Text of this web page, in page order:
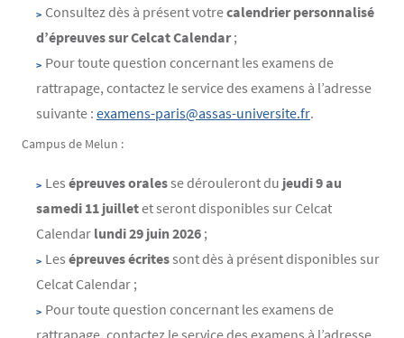
Consultez dès à présent votrecalendrier personnalisé
d’épreuves sur Celcat Calendar;
Pour toute question concernant les examens de
rattrapage, contactez le service des examens à l’adresse
suivante : examens-paris@assas-universite.fr.
Campus de Melun :
Les épreuves oralesse dérouleront du jeudi9 au
samedi 11 juilletet seront disponibles sur Celcat
Calendar lundi 29 juin 2026 ;
Les épreuves écritessont dès à présent disponibles sur
Celcat Calendar ;
Pour toute question concernant les examens de
rattrapage, contactez le service des examens à l’adresse